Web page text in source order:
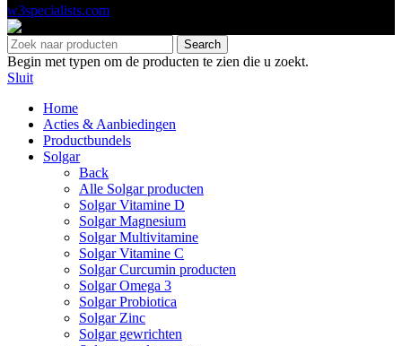
w3specialists.com
Search
Begin met typen om de producten te zien die u zoekt.
Sluit
Home
Acties & Aanbiedingen
Productbundels
Solgar
Back
Alle Solgar producten
Solgar Vitamine D
Solgar Magnesium
Solgar Multivitamine
Solgar Vitamine C
Solgar Curcumin producten
Solgar Omega 3
Solgar Probiotica
Solgar Zinc
Solgar gewrichten